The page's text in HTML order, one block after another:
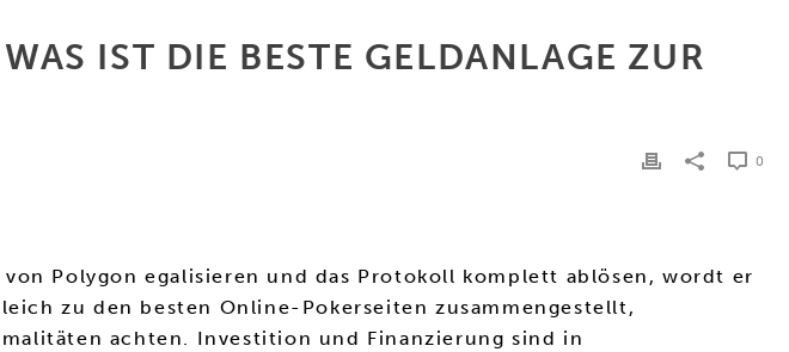
IST DIE BESTE GELDANLAGE ZUR
0
Polygon egalisieren und das Protokoll komplett ablösen, wordt er
zu den besten Online-Pokerseiten zusammengestellt,
achten. Investition und Finanzierung sind in